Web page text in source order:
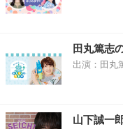
田丸篤志
出演：田丸
山下誠一